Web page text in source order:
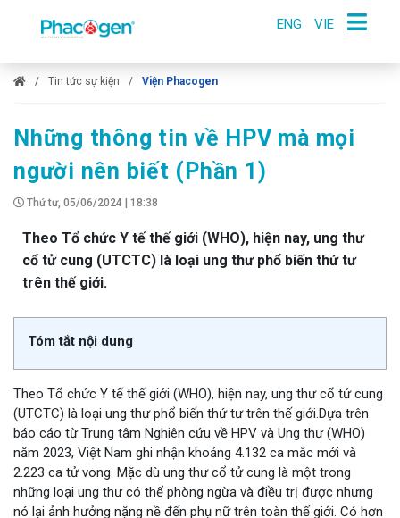
ENG VIE
Tin tức sự kiện Viện Phacogen
Những thông tin về HPV mà mọi
người nên biết (Phần 1)
Thứ tư, 05/06/2024 | 18:38
Theo Tổ chức Y tế thế giới (WHO), hiện nay, ung thư
cổ tử cung (UTCTC) là loại ung thư phổ biến thứ tư
trên thế giới.
Tóm tắt nội dung
Theo Tổ chức Y tế thế giới (WHO), hiện nay, ung thư cổ tử cung
(UTCTC) là loại ung thư phổ biến thứ tư trên thế giới.Dựa trên
báo cáo từ Trung tâm Nghiên cứu về HPV và Ung thư (WHO)
năm 2023, Việt Nam ghi nhận khoảng 4.132 ca mắc mới và
2.223 ca tử vong. Mặc dù ung thư cổ tử cung là một trong
những loại ung thư có thể phòng ngừa và điều trị được nhưng
nó lại ảnh hưởng nặng nề đến phụ nữ trên toàn thế giới. Có hơn